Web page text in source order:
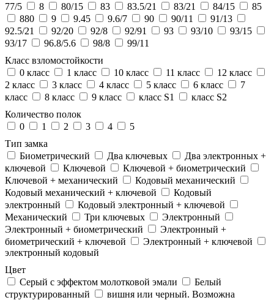
77/5
8 80/15 83 83.5/21 83/21 84/15
85
880
9 9.45 9.6/7 90 90/11
91/13
92.5/21
92/20 92/8 92/91 93 93/10
93/15
93/17
96.8/5.6 98/8
99/11
Класс взломостойкости
0 класс
1 класс 10 класс 11 класс
12 класс
2 класс
3 класс 4 класс 5 класс 6 класс
7
класс
8 класс 9 класс класс S1
класс S2
Количество полок
0
1 2 3 4
5
Тип замка
Биометрический
Два ключевых
Два электронныx +
ключевой
Ключевой
Ключевой + биометрический
Ключевой + механический
Кодовый механический
Кодовый механический + ключевой
Кодовый
электронный
Кодовый электронный + ключевой
Механический
Три ключевых
Электронный
Электронный + биометрический
Электронный +
биометрический + ключевой
Электронный + ключевой
электронный кодовый
Цвет
Cерый с эффектом молотковой эмали
Белый
структурированный
вишня или черный. Возможна